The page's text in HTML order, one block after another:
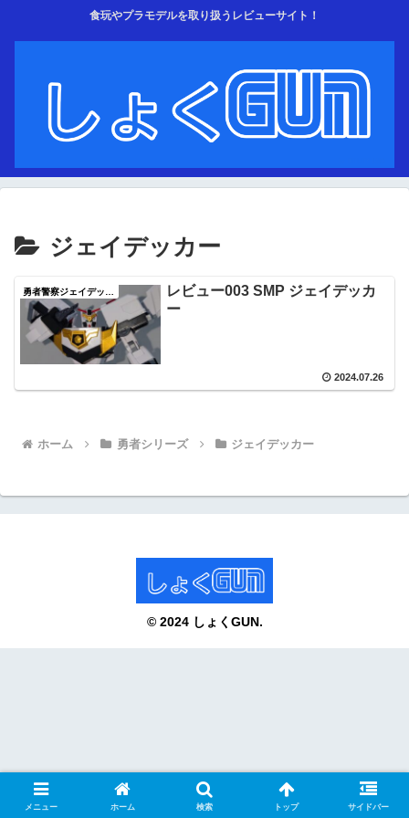
食玩やプラモデルを取り扱うレビューサイト！
ジェイデッカー
勇者警察ジェイデッカー
レビュー003 SMP ジェイデッカ
ー
2024.07.26
ホーム 勇者シリーズ ジェイデッカー
© 2024 しょくGUN.
メニュー ホーム 検索 トップ サイドバー